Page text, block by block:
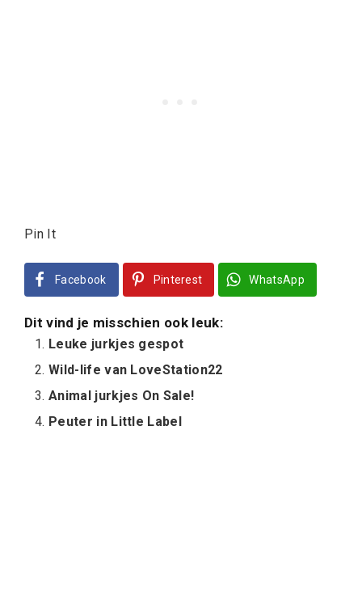
Pin It
Facebook Pinterest WhatsApp
Dit vind je misschien ook leuk:
Leuke jurkjes gespot
Wild-life van LoveStation22
Animal jurkjes On Sale!
Peuter in Little Label